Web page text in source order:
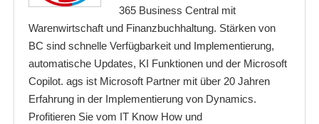
365 Business Central mit
Warenwirtschaft und Finanzbuchhaltung. Stärken von
BC sind schnelle Verfügbarkeit und Implementierung,
automatische Updates, KI Funktionen und der Microsoft
Copilot. ags ist Microsoft Partner mit über 20 Jahren
Erfahrung in der Implementierung von Dynamics.
Profitieren Sie vom IT Know How und